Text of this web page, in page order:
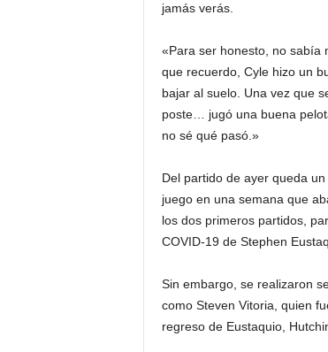
jamás verás.
«Para ser honesto, no sabía
que recuerdo, Cyle hizo un
bajar al suelo. Una vez que
poste… jugó una buena
no sé qué pasó.»
Del partido de ayer queda
juego en una semana que
los dos primeros partidos,
COVID-19 de Stephen
Sin embargo, se realizaron
como Steven Vitoria, quien
regreso de Eustaquio,